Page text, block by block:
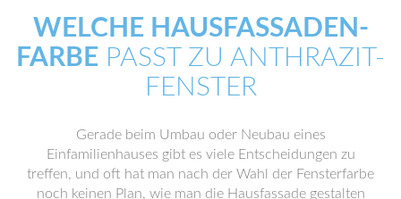
WELCHE HAUSFASSADEN-
FARBE PASST ZU ANTHRAZIT-
FENSTER
Gerade beim Umbau oder Neubau eines
Einfamilienhauses gibt es viele Entscheidungen zu
treffen, und oft hat man nach der Wahl der Fensterfarbe
noch keinen Plan, wie man die Hausfassade gestalten